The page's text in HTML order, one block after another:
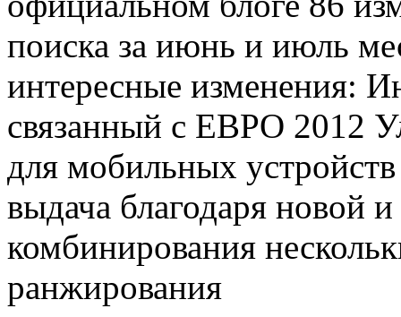
поиска за июнь и июль
интересные изменения:
связанный с ЕВРО 2012
для мобильных устройств
выдача благодаря новой
комбинирования
ранжирования